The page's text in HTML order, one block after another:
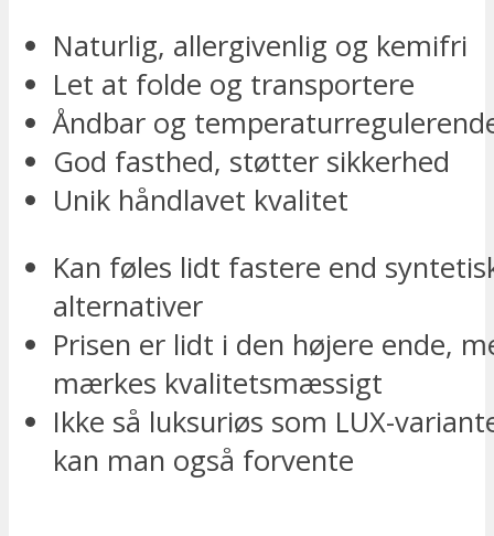
Naturlig, allergivenlig og kemifri
Let at folde og transportere
Åndbar og
God fasthed, støtter sikkerhed
Unik håndlavet kvalitet
Kan føles lidt fastere end
alternativer
Prisen er lidt i den højere ende,
mærkes kvalitetsmæssigt
Ikke så luksuriøs som LUX-
kan man også forvente